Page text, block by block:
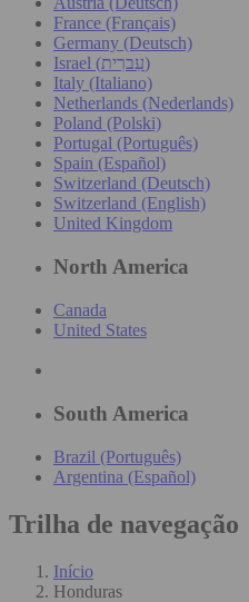
France (Français)
Germany (Deutsch)
Israel (עִברִית)
Italy (Italiano)
Netherlands (Nederlands)
Poland (Polski)
Portugal (Português)
Spain (Español)
Switzerland (Deutsch)
Switzerland (English)
United Kingdom
North America
Canada
United States
South America
Brazil (Português)
Argentina (Español)
Trilha de navegação
Início
Honduras